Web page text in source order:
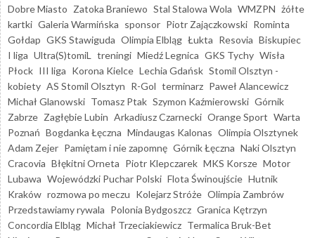
Dobre Miasto Zatoka Braniewo Stal Stalowa Wola WMZPN żółte
kartki Galeria Warmińska sponsor Piotr Zajączkowski Rominta
Gołdap GKS Stawiguda Olimpia Elbląg Łukta Resovia Biskupiec
I liga Ultra(S)tomiL treningi Miedź Legnica GKS Tychy Wisła
Płock III liga Korona Kielce Lechia Gdańsk Stomil Olsztyn -
kobiety AS Stomil Olsztyn R-Gol terminarz Paweł Alancewicz
Michał Glanowski Tomasz Ptak Szymon Kaźmierowski Górnik
Zabrze Zagłębie Lubin Arkadiusz Czarnecki Orange Sport Warta
Poznań Bogdanka Łęczna Mindaugas Kalonas Olimpia Olsztynek
Adam Zejer Pamiętam i nie zapomnę Górnik Łęczna Naki Olsztyn
Cracovia Błękitni Orneta Piotr Klepczarek MKS Korsze Motor
Lubawa Wojewódzki Puchar Polski Flota Świnoujście Hutnik
Kraków rozmowa po meczu Kolejarz Stróże Olimpia Zambrów
Przedstawiamy rywala Polonia Bydgoszcz Granica Kętrzyn
Concordia Elbląg Michał Trzeciakiewicz Termalica Bruk-Bet